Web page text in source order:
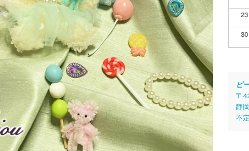
23
30
ビ
〒
静
不